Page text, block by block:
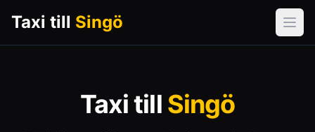
Taxi till Singö
Taxi till Singö